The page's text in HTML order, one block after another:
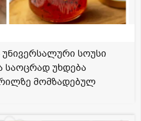
სოუსი
საოცრად უხდება
მომზადებულ